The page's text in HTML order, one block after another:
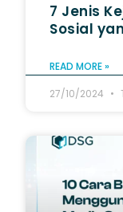
7 Jenis
Sosial
READ MORE »
27/10/2024